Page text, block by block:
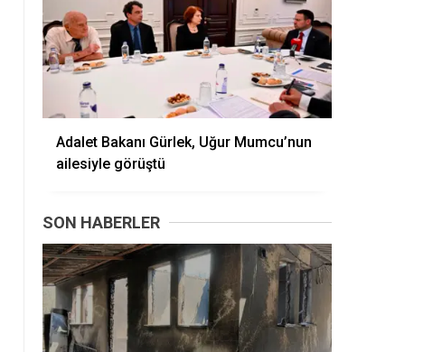
Adalet Bakanı Gürlek, Uğur Mumcu’nun
ailesiyle görüştü
SON HABERLER